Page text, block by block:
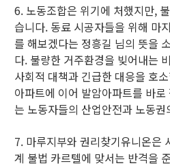
6. 노동조합은 위기에 처했지만,
습니다. 동료 시공자들을 위해 마
를 해보겠다는 정흥길 님의 뜻을
다. 불량한 거주환경을 빚어내는
사회적 대책과 긴급한 대응을 호
아파트에 이어 발암아파트를 바
는 노동자들의 산업안전과 노동
7. 마루지부와 권리찾기유니온은
계 불법 카르텔에 맞서는 반격을